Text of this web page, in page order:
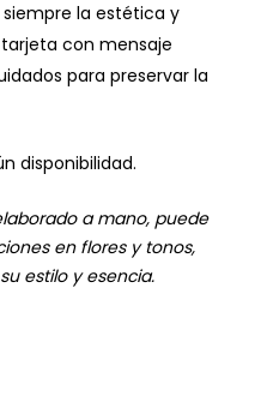
la estética y
con mensaje
para preservar la
disponibilidad.
a mano, puede
en flores y tonos,
estilo y esencia.